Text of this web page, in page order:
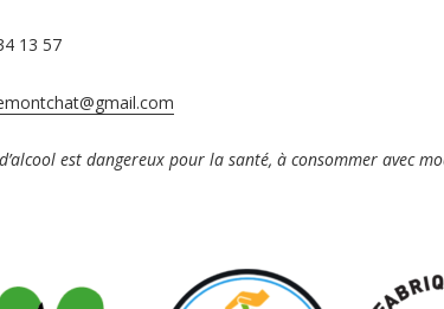
13 57
d’alcool est dangereux pour la santé, à consommer avec